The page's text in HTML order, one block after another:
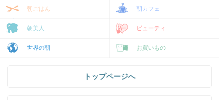
朝ごはん 朝カフェ
朝美人 ビューティ
世界の朝 お買いもの
トップページへ